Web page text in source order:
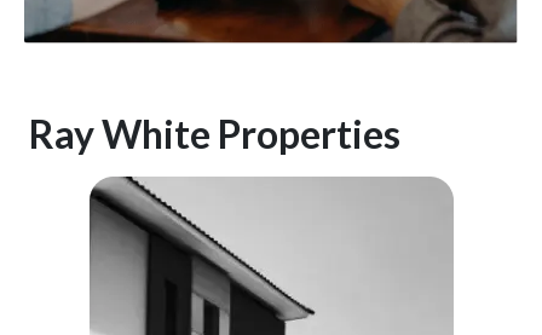
Ray White Properties